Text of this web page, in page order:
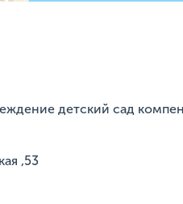
детский сад
,53